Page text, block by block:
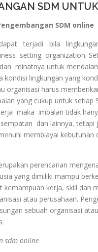
SDM
SDM online
terjadi bila
setting organization.
minatnya untuk
lingkungan yang
organisasi harus
yang cukup untuk setiap
maka imbalan tidak
dan lainnya, tetapi
membiayai kebutuhan
perencanan
yang dimiliki mampu
kerja, skill dan
atau perusahaan.
sebuah organisasi
sdm online